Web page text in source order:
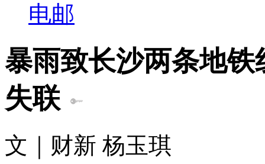
电邮
暴雨致长沙两条地铁
失联
文｜财新 杨玉琪